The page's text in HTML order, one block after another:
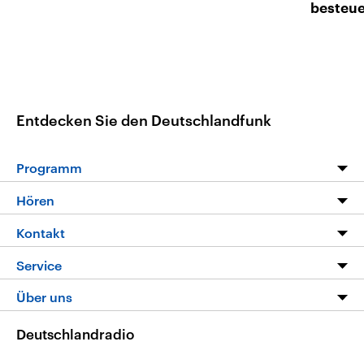
Entdecken Sie den Deutschlandfunk
Programm
Die Nachrichten
Nachrichtenleicht
Neue Beiträge auf dlf.de
Hören
Livestream
Podcasts
Deutschlandfunk App
Nachrichten App
Kontakt
Service
FAQ
Über uns
Deutschlandradio